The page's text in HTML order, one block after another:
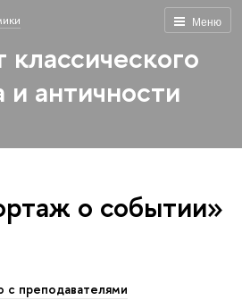
Меню
и античности
о событии»
преподавателями